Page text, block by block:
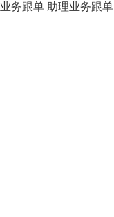
业务跟单 助理业务跟单